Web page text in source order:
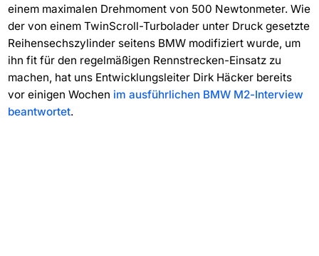
einem maximalen Drehmoment von 500 Newtonmeter. Wie
der von einem TwinScroll-Turbolader unter Druck gesetzte
Reihensechszylinder seitens BMW modifiziert wurde, um
ihn fit für den regelmäßigen Rennstrecken-Einsatz zu
machen, hat uns Entwicklungsleiter Dirk Häcker bereits
vor einigen Wochen im ausführlichen BMW M2-Interview
beantwortet.